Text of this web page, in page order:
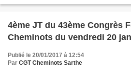
4ème JT du 43ème Congrès
Cheminots du vendredi 20
Publié le 20/01/2017 à 12:54
Par CGT Cheminots Sarthe